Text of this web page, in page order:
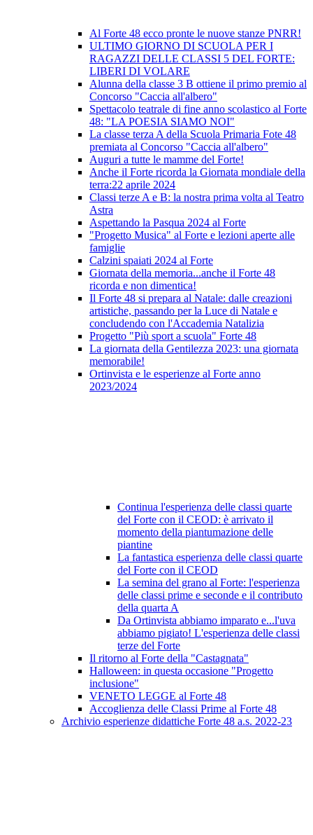
Al Forte 48 ecco pronte le nuove stanze PNRR!
ULTIMO GIORNO DI SCUOLA PER I
RAGAZZI DELLE CLASSI 5 DEL FORTE:
LIBERI DI VOLARE
Alunna della classe 3 B ottiene il primo premio al
Concorso "Caccia all'albero"
Spettacolo teatrale di fine anno scolastico al Forte
48: "LA POESIA SIAMO NOI"
La classe terza A della Scuola Primaria Fote 48
premiata al Concorso "Caccia all'albero"
Auguri a tutte le mamme del Forte!
Anche il Forte ricorda la Giornata mondiale della
terra:22 aprile 2024
Classi terze A e B: la nostra prima volta al Teatro
Astra
Aspettando la Pasqua 2024 al Forte
"Progetto Musica" al Forte e lezioni aperte alle
famiglie
Calzini spaiati 2024 al Forte
Giornata della memoria...anche il Forte 48
ricorda e non dimentica!
Il Forte 48 si prepara al Natale: dalle creazioni
artistiche, passando per la Luce di Natale e
concludendo con l'Accademia Natalizia
Progetto "Più sport a scuola" Forte 48
La giornata della Gentilezza 2023: una giornata
memorabile!
Ortinvista e le esperienze al Forte anno
2023/2024
Continua l'esperienza delle classi quarte
del Forte con il CEOD: è arrivato il
momento della piantumazione delle
piantine
La fantastica esperienza delle classi quarte
del Forte con il CEOD
La semina del grano al Forte: l'esperienza
delle classi prime e seconde e il contributo
della quarta A
Da Ortinvista abbiamo imparato e...l'uva
abbiamo pigiato! L'esperienza delle classi
terze del Forte
Il ritorno al Forte della "Castagnata"
Halloween: in questa occasione "Progetto
inclusione"
VENETO LEGGE al Forte 48
Accoglienza delle Classi Prime al Forte 48
Archivio esperienze didattiche Forte 48 a.s. 2022-23